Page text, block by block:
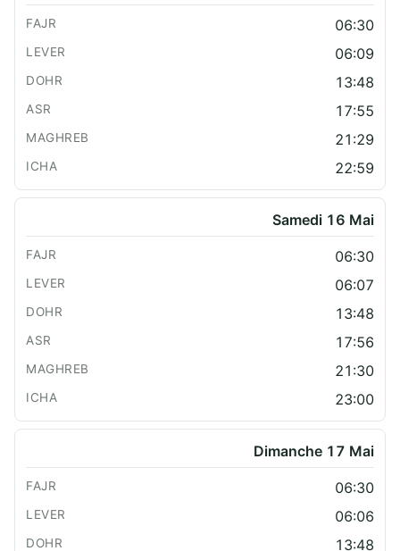
06:30
06:09
13:48
17:55
21:29
22:59
Samedi 16 Mai
06:30
06:07
13:48
17:56
21:30
23:00
Dimanche 17 Mai
06:30
06:06
13:48